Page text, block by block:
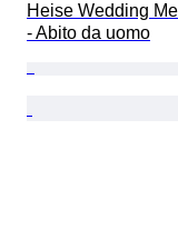
Heise Wedding
- Abito da uomo